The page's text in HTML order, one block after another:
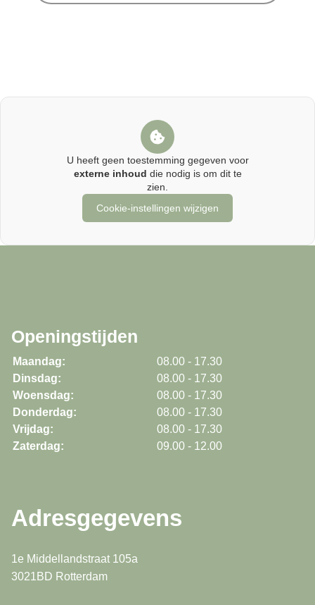
zorggids
U heeft geen toestemming gegeven voor
externe inhoud die nodig is om dit te
zien.
Cookie-instellingen wijzigen
Openingstijden
Maandag:
08.00 - 17.30
Dinsdag:
08.00 - 17.30
Woensdag:
08.00 - 17.30
Donderdag:
08.00 - 17.30
Vrijdag:
08.00 - 17.30
Zaterdag:
09.00 - 12.00
Adresgegevens
1e Middellandstraat 105a
3021BD Rotterdam